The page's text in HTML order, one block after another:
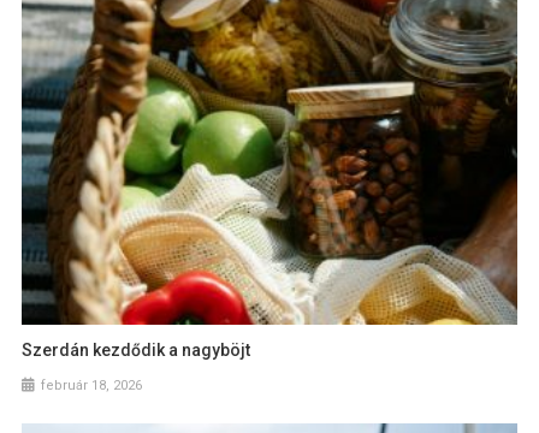
Szerdán kezdődik a nagyböjt
február 18, 2026